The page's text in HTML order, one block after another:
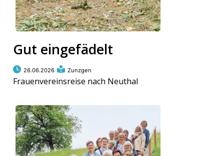
Gut eingefädelt
26.06.2026 Zunzgen
Frauenvereinsreise nach Neuthal